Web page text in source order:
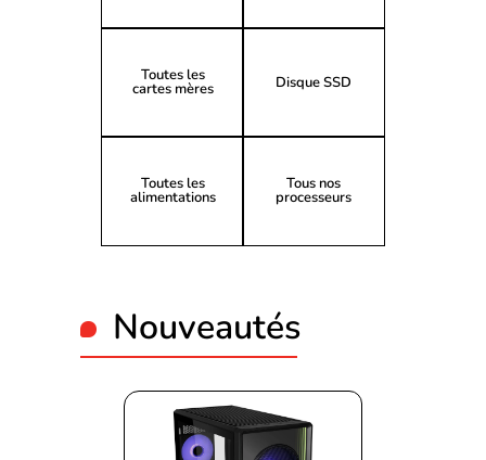
Toutes les
cartes mères Disque SSD
Toutes les
alimentations
Tous nos
processeurs
Nouveautés